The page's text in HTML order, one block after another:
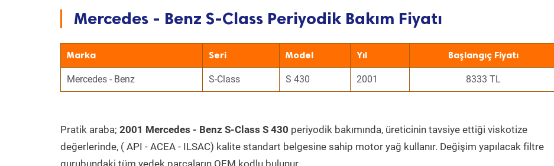
Mercedes - Benz S-Class Periyodik Bakım Fiyatı
Marka Seri Model Yıl Başlangıç Fiyatı
Mercedes - Benz S-Class S 430 2001 8333 TL
Pratik araba; 2001 Mercedes - Benz S-Class S 430 periyodik bakımında, üreticinin tavsiye ettiği viskotize
değerlerinde, ( API - ACEA - ILSAC) kalite standart belgesine sahip motor yağ kullanır. Değişim yapılacak filtre
gurubundaki tüm yedek parçaların OEM kodlu bulunur.